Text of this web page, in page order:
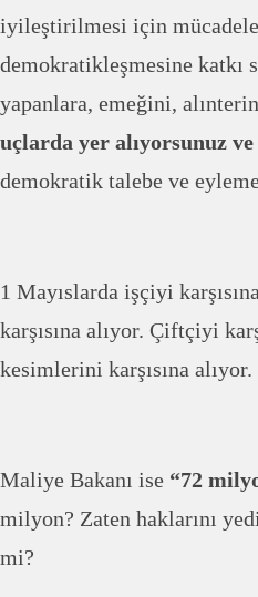
iyileştirilmesi için
demokratikleşmesine katkı
yapanlara, emeğini,
uçlarda yer alıyorsunuz ve
demokratik talebe ve
1 Mayıslarda işçiyi
karşısına alıyor. Çiftçiyi
kesimlerini karşısına alıyor.
Maliye Bakanı ise “72
milyon? Zaten haklarını
mi?